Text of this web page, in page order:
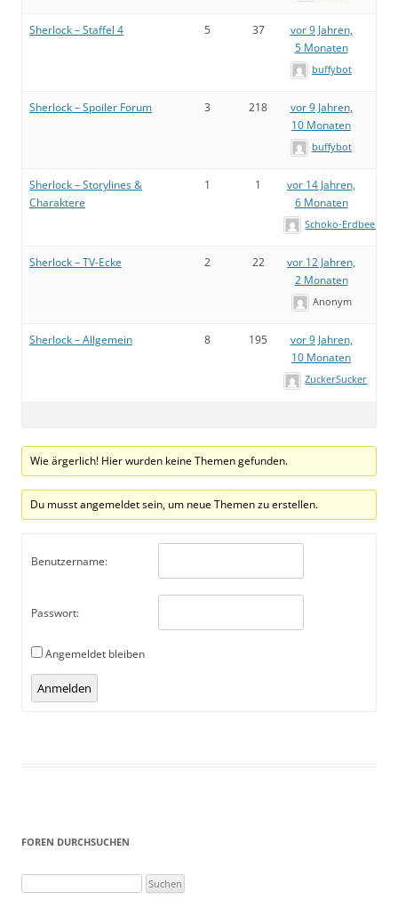
Sherlock – Staffel 4 5 37
vor 9 Jahren,
5 Monaten
buffybot
Sherlock – Spoiler Forum 3 218
vor 9 Jahren,
10 Monaten
buffybot
Sherlock – Storylines &
Charaktere
1 1
vor 14 Jahren,
6 Monaten
Schoko-Erdbeere
Sherlock – TV-Ecke 2 22
vor 12 Jahren,
2 Monaten
Anonym
Sherlock – Allgemein 8 195
vor 9 Jahren,
10 Monaten
ZuckerSucker
Wie ärgerlich! Hier wurden keine Themen gefunden.
Du musst angemeldet sein, um neue Themen zu erstellen.
Benutzername:
Passwort:
Angemeldet bleiben
Alternative:
Anmelden
FOREN DURCHSUCHEN